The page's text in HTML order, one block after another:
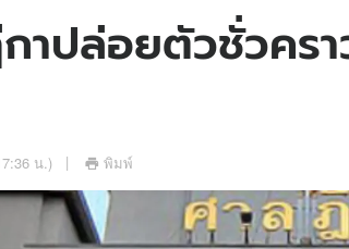
จ
ร์
หวยไทย
สถิติหวยไทย
าปล่อยตัวชั่วคร
น.) พิมพ์